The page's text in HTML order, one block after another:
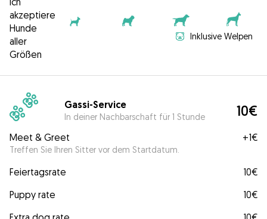
akzeptiere
Hunde
aller
Größen
Inklusive Welpen
Gassi-Service
In deiner Nachbarschaft für 1 Stunde 10€
Meet & Greet
Treffen Sie Ihren Sitter vor dem Startdatum.
+1€
Feiertagsrate
10€
Puppy rate
10€